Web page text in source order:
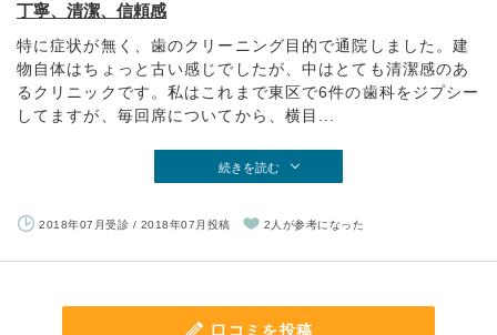
丁寧、清潔、信頼感
特に症状が無く、歯のクリーニング目的で通院しました。建
物自体はちょっと古い感じでしたが、中はとても清潔感のあ
るクリニックです。私はこれまで東区で6件の歯科をジプシー
してますが、毎回席についてから、横目...
続きを読む
2018年07月受診 / 2018年07月投稿 2人が参考になった
口コミを投稿